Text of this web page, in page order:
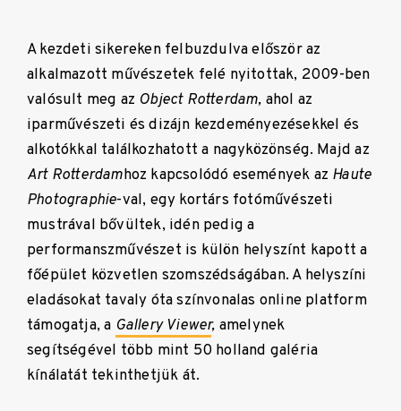
A kezdeti sikereken felbuzdulva először az
alkalmazott művészetek felé nyitottak, 2009-ben
valósult meg az Object Rotterdam, ahol az
iparművészeti és dizájn kezdeményezésekkel és
alkotókkal találkozhatott a nagyközönség. Majd az
Art Rotterdamhoz kapcsolódó események az Haute
Photographie-val, egy kortárs fotóművészeti
mustrával bővültek, idén pedig a
performanszművészet is külön helyszínt kapott a
főépület közvetlen szomszédságában. A helyszíni
eladásokat tavaly óta színvonalas online platform
támogatja, a Gallery Viewer, amelynek
segítségével több mint 50 holland galéria
kínálatát tekinthetjük át.